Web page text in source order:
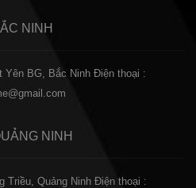
NINH
Yên BG, Bắc Ninh Điện thoại :
NINH
Triều, Quảng Ninh Điện thoại :